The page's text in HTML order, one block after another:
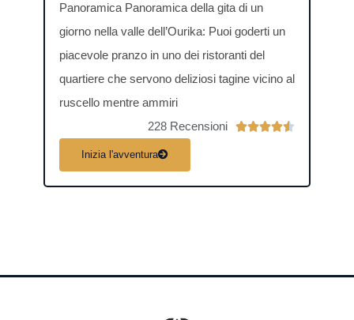
Panoramica Panoramica della gita di un
giorno nella valle dell’Ourika: Puoi goderti un
piacevole pranzo in uno dei ristoranti del
quartiere che servono deliziosi tagine vicino al
ruscello mentre ammiri
228 Recensioni

Inizia l'avventura